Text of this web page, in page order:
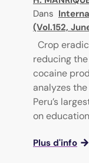
Dans
(Vol.152,
Crop
reducing
cocaine
analyzes
Peru’s
on
Plus d'info